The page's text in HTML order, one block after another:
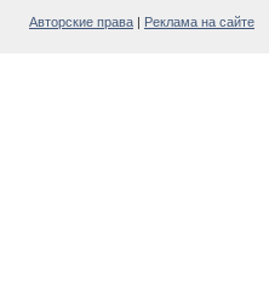
Авторские права Реклама на сайте